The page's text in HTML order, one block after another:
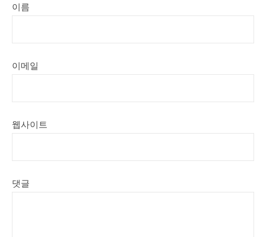
이름
이메일
웹사이트
댓글